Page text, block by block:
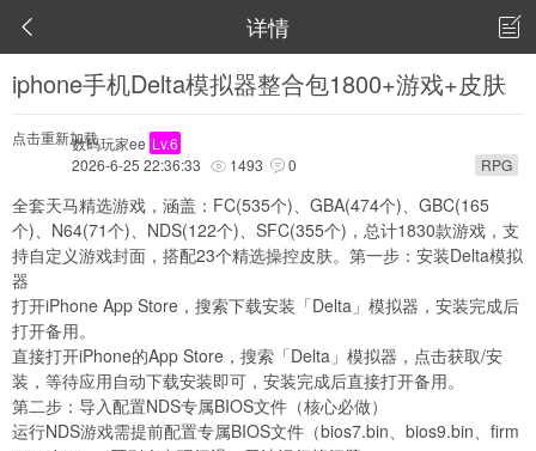
 详情 
iphone手机Delta模拟器整合包1800+游戏+皮肤
点击重新加载数码玩家ee Lv.6
2026-6-25 22:36:33
 1493  0 RPG
全套天马精选游戏，涵盖：FC(535个)、GBA(474个)、GBC(165
个)、N64(71个)、NDS(122个)、SFC(355个)，总计1830款游戏，支
持自定义游戏封面，搭配23个精选操控皮肤。第一步：安装Delta模拟
器
打开iPhone App Store，搜索下载安装「Delta」模拟器，安装完成后
打开备用。
直接打开iPhone的App Store，搜索「Delta」模拟器，点击获取/安
装，等待应用自动下载安装即可，安装完成后直接打开备用。
第二步：导入配置NDS专属BIOS文件（核心必做）
运行NDS游戏需提前配置专属BIOS文件（bios7.bin、bios9.bin、firm